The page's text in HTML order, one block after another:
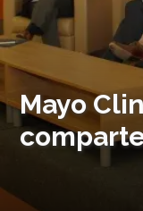
Mayo